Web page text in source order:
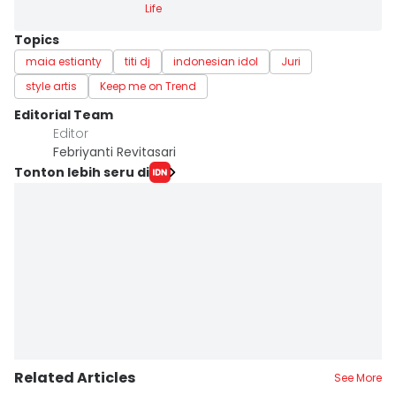
Life
Topics
maia estianty titi dj indonesian idol
Juri
style artis
Keep me on Trend
Editorial Team
Editor
Febriyanti Revitasari
Tonton lebih seru di
Related Articles See More